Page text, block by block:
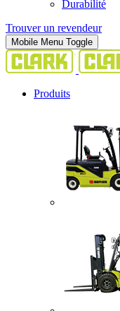
Durabilité
Trouver un revendeur
Mobile Menu Toggle
Produits